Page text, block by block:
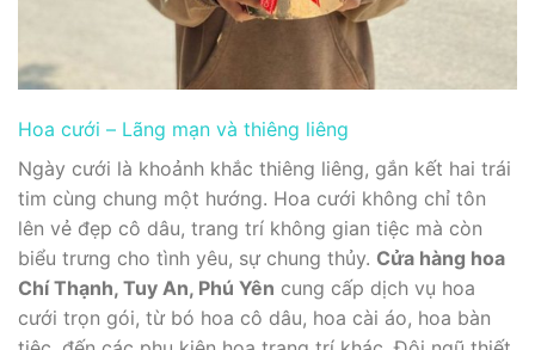
Hoa cưới – Lãng mạn và thiêng liêng
Ngày cưới là khoảnh khắc thiêng liêng, gắn kết hai trái
tim cùng chung một hướng. Hoa cưới không chỉ tôn
lên vẻ đẹp cô dâu, trang trí không gian tiệc mà còn
biểu trưng cho tình yêu, sự chung thủy. Cửa hàng hoa
Chí Thạnh, Tuy An, Phú Yên cung cấp dịch vụ hoa
cưới trọn gói, từ bó hoa cô dâu, hoa cài áo, hoa bàn